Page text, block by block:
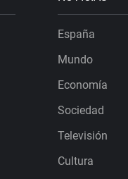
España
Mundo
Economía
Sociedad
Televisión
Cultura